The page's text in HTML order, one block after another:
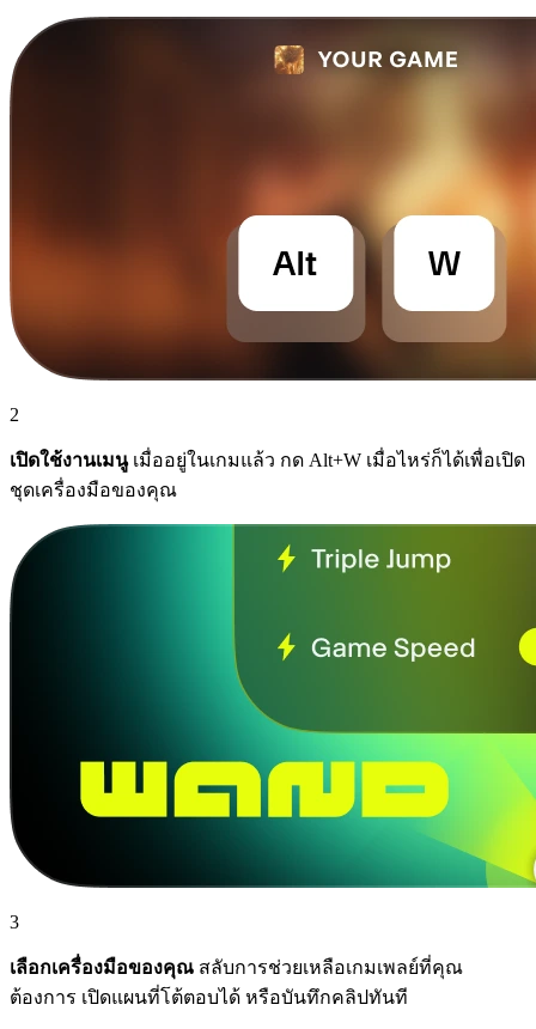
2
เปิดใช้งานเมนูเมื่ออยู่ในเกมแล้ว กด Alt+W เมื่อไหร่ก็ได้เพื่อเปิด
ชุดเครื่องมือของคุณ
3
เลือกเครื่องมือของคุณ สลับการช่วยเหลือเกมเพลย์ที่คุณ
ต้องการ เปิดแผนที่โต้ตอบได้ หรือบันทึกคลิปทันที